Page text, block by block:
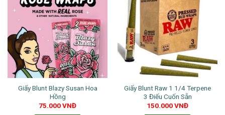
nhiều
biến
thể.
Các
tùy
chọn
có
thể
được
chọn
trên
biến
thể.
Các
tùy
chọn
có
thể
được
chọn
trên
Giấy Blunt Blazy Susan Hoa
Hồng
75.000VNĐ
Giấy Blunt Raw 1 1/4 Terpene
3 Điếu Cuốn Sẵn
150.000VNĐ